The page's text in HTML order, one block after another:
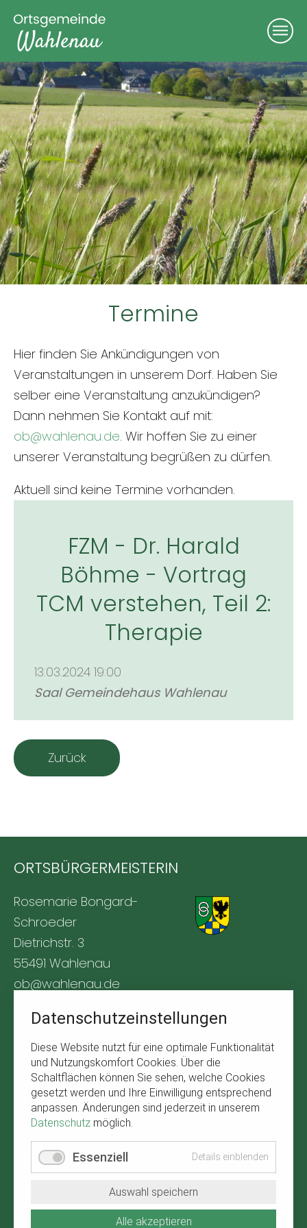
Termine
Hier finden Sie Ankündigungen von
Veranstaltungen in unserem Dorf. Haben Sie
selber eine Veranstaltung anzukündigen?
Dann nehmen Sie Kontakt auf mit:
ob@wahlenau.de. Wir hoffen Sie zu einer
unserer Veranstaltung begrüßen zu dürfen.
Aktuell sind keine Termine vorhanden.
FZM - Dr. Harald
Böhme - Vortrag
TCM verstehen, Teil 2:
Therapie
13.03.2024 19:00
Saal Gemeindehaus Wahlenau
Zurück
ORTSBÜRGERMEISTERIN
Rosemarie Bongard-
Schroeder
Dietrichstr. 3
55491 Wahlenau
ob@wahlenau.de
BÜRGERSERVICE
Navigation
überspringen
Abfallkalender
Verbandsgemeinde Kirchberg
Wetter in Wahlenau
RECHTLICHE HINWEISE
überspringen
Datenschutz
Datenschutzeinstellungen
Diese Website nutzt für eine optimale Funktionalität
und Nutzungskomfort Cookies. Über die
Schaltflächen können Sie sehen, welche Cookies
gesetzt werden und Ihre Einwilligung entsprechend
anpassen. Änderungen sind jederzeit in unserem
Datenschutz möglich.
Essenziell Details einblenden
Auswahl speichern
Alle akzeptieren